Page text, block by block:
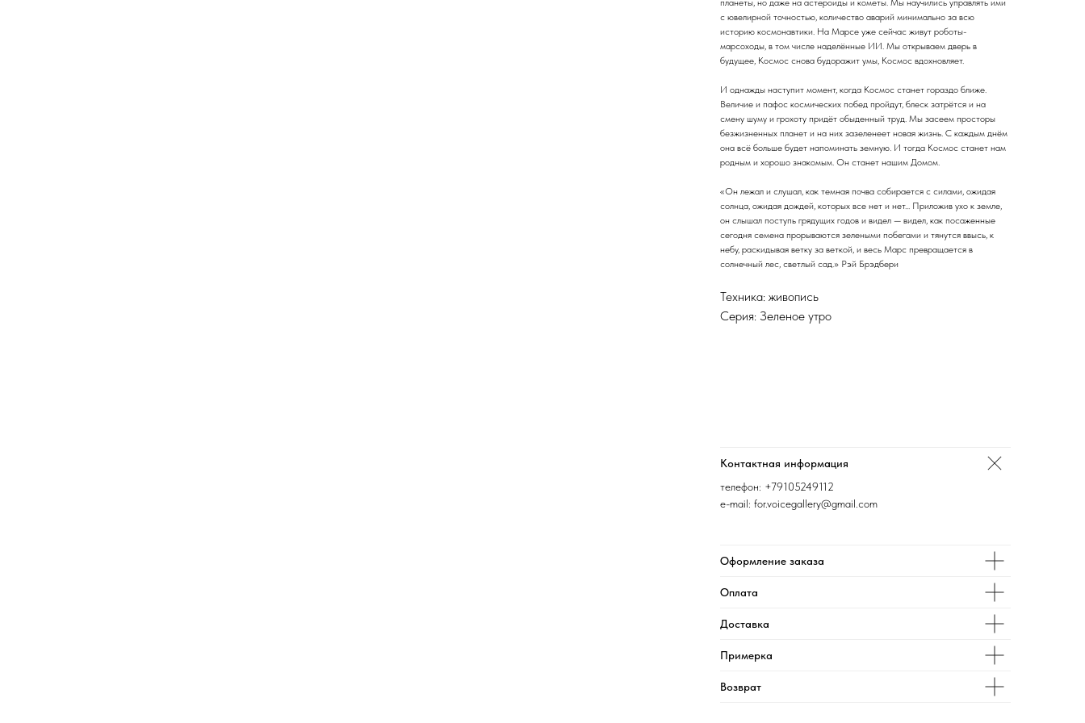
планеты, но даже на астероиды и кометы. Мы научились управлять ими
с ювелирной точностью, количество аварий минимально за всю
историю космонавтики. На Марсе уже сейчас живут роботы-
марсоходы, в том числе наделённые ИИ. Мы открываем дверь в
будущее, Космос снова будоражит умы, Космос вдохновляет.
И однажды наступит момент, когда Космос станет гораздо ближе.
Величие и пафос космических побед пройдут, блеск затрётся и на
смену шуму и грохоту придёт обыденный труд. Мы засеем просторы
безжизненных планет и на них зазеленеет новая жизнь. С каждым днём
она всё больше будет напоминать земную. И тогда Космос станет нам
родным и хорошо знакомым. Он станет нашим Домом.
«Он лежал и слушал, как темная почва собирается с силами, ожидая
солнца, ожидая дождей, которых все нет и нет... Приложив ухо к земле,
он слышал поступь грядущих годов и видел — видел, как посаженные
сегодня семена прорываются зелеными побегами и тянутся ввысь, к
небу, раскидывая ветку за веткой, и весь Марс превращается в
солнечный лес, светлый сад.» Рэй Брэдбери
Техника: живопись
Серия: Зеленое утро
Контактная информация
телефон: +79105249112
e-mail: for.voicegallery@gmail.com
Оформление заказа
Оплата
Доставка
Примерка
Возврат